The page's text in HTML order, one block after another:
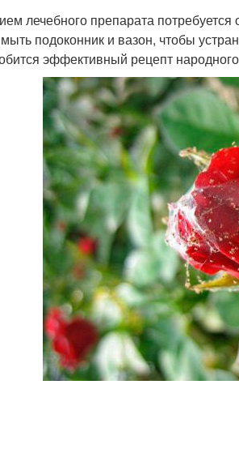
лечебного препарата
подоконник и вазон, чтобы
эффективный рецепт